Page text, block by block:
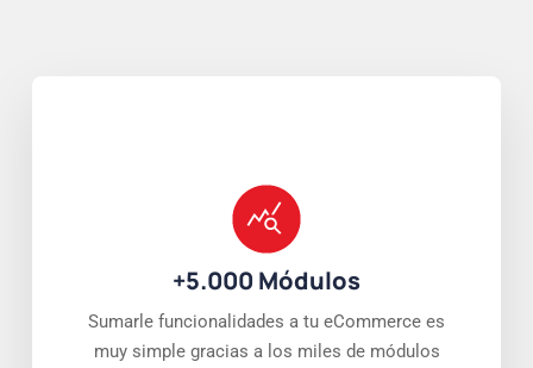
+5.000 Módulos
Sumarle funcionalidades a tu eCommerce es
muy simple gracias a los miles de módulos